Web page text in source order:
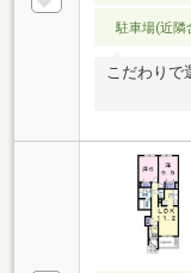
駐車場(近隣
こだわりで